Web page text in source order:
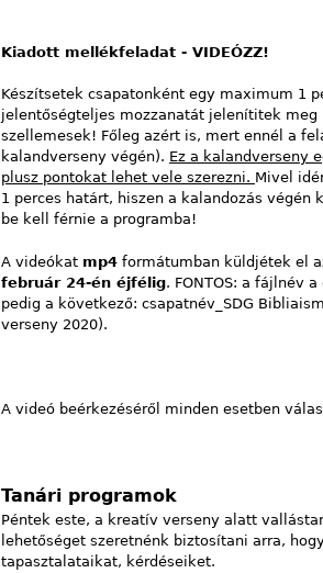
Kiadott mellékfeladat - VIDEÓZZ!
Készítsetek csapatonként egy maximum 1
jelentőségteljes mozzanatát jelenítitek
szellemesek! Főleg azért is, mert ennél a
kalandverseny végén). Ez a kalandverseny
plusz pontokat lehet vele szerezni. Mivel
1 perces határt, hiszen a kalandozás
be kell férnie a programba!
A videókat mp4 formátumban küldjétek el
február 24-én éjfélig. FONTOS: a fájlnév
pedig a következő: csapatnév_SDG
verseny 2020).
A videó beérkezéséről minden esetben
Tanári programok
Péntek este, a kreatív verseny alatt
lehetőséget szeretnénk biztosítani arra,
tapasztalataikat, kérdéseiket.